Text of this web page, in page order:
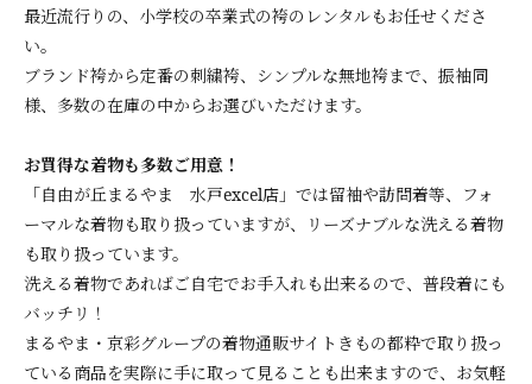
最近流行りの、小学校の卒業式の袴のレンタルもお任せくださ
い。
ブランド袴から定番の刺繍袴、シンプルな無地袴まで、振袖同
様、多数の在庫の中からお選びいただけます。
お買得な着物も多数ご用意！
「自由が丘まるやま 水戸excel店」では留袖や訪問着等、フォ
ーマルな着物も取り扱っていますが、リーズナブルな洗える着物
も取り扱っています。
洗える着物であればご自宅でお手入れも出来るので、普段着にも
バッチリ！
まるやま・京彩グループの着物通販サイトきもの都粋で取り扱っ
ている商品を実際に手に取って見ることも出来ますので、お気軽